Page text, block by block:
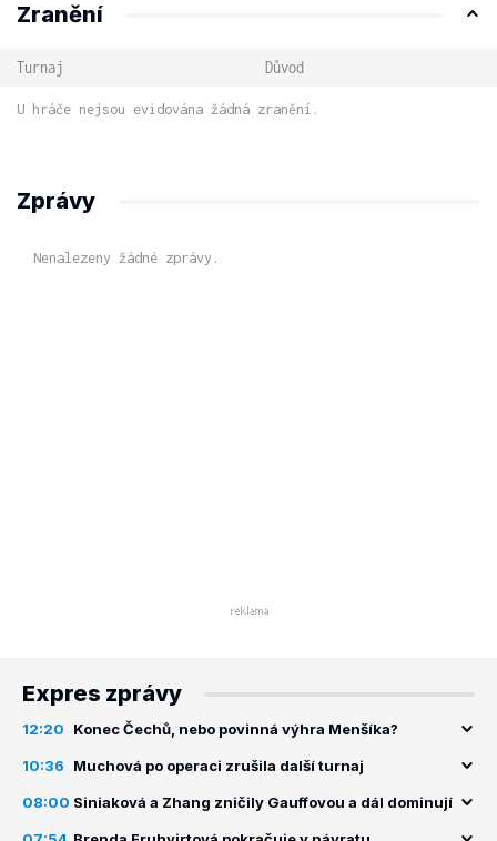
Zranění
Turnaj Důvod
U hráče nejsou evidována žádná zranění.
Zprávy
Nenalezeny žádné zprávy.
Expres zprávy
12:20 Konec Čechů, nebo povinná výhra Menšíka?
10:36 Muchová po operaci zrušila další turnaj
08:00 Siniaková a Zhang zničily Gauffovou a dál dominují